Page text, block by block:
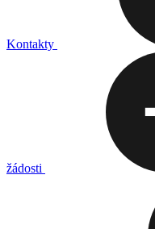
Kontakty
žádosti